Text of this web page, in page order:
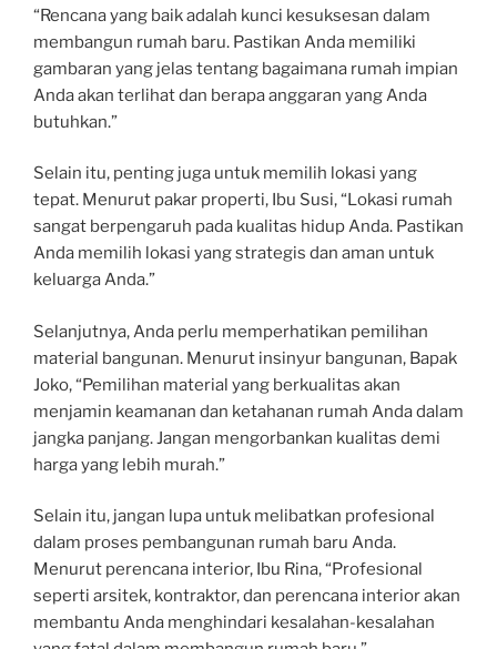
“Rencana yang baik adalah kunci kesuksesan dalam
membangun rumah baru. Pastikan Anda memiliki
gambaran yang jelas tentang bagaimana rumah impian
Anda akan terlihat dan berapa anggaran yang Anda
butuhkan.”
Selain itu, penting juga untuk memilih lokasi yang
tepat. Menurut pakar properti, Ibu Susi, “Lokasi rumah
sangat berpengaruh pada kualitas hidup Anda. Pastikan
Anda memilih lokasi yang strategis dan aman untuk
keluarga Anda.”
Selanjutnya, Anda perlu memperhatikan pemilihan
material bangunan. Menurut insinyur bangunan, Bapak
Joko, “Pemilihan material yang berkualitas akan
menjamin keamanan dan ketahanan rumah Anda dalam
jangka panjang. Jangan mengorbankan kualitas demi
harga yang lebih murah.”
Selain itu, jangan lupa untuk melibatkan profesional
dalam proses pembangunan rumah baru Anda.
Menurut perencana interior, Ibu Rina, “Profesional
seperti arsitek, kontraktor, dan perencana interior akan
membantu Anda menghindari kesalahan-kesalahan